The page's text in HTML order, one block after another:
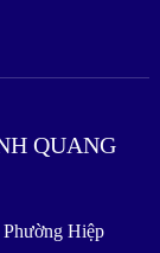
QUANG
Hiệp